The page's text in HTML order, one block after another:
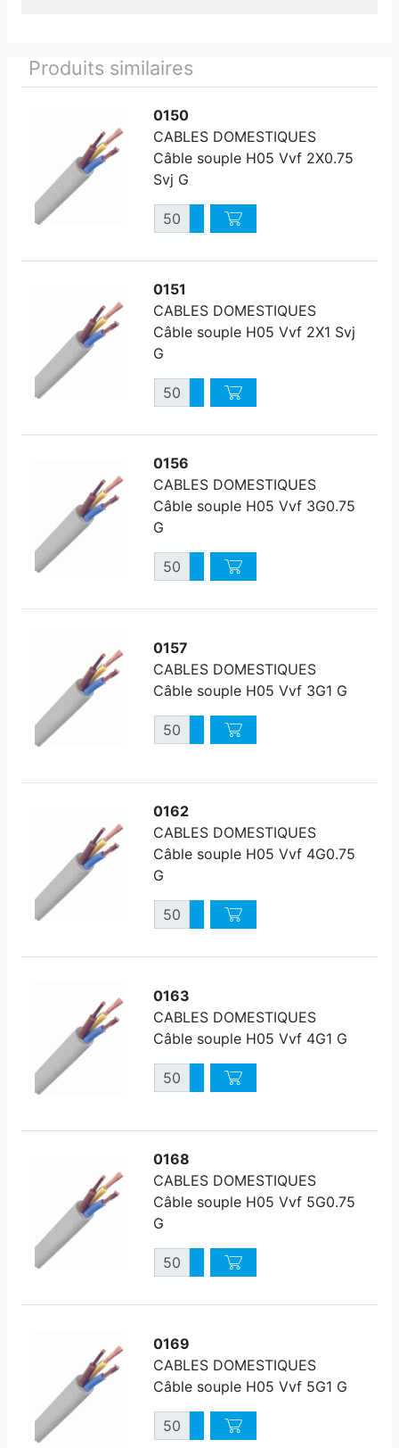
Produits similaires
0150
CABLES DOMESTIQUES
Câble souple H05 Vvf 2X0.75
Svj G
QuantitéAugmenter quantité
Diminuer quantité
0151
CABLES DOMESTIQUES
Câble souple H05 Vvf 2X1 Svj
G
QuantitéAugmenter quantité
Diminuer quantité
0156
CABLES DOMESTIQUES
Câble souple H05 Vvf 3G0.75
G
QuantitéAugmenter quantité
Diminuer quantité
0157
CABLES DOMESTIQUES
Câble souple H05 Vvf 3G1 G
QuantitéAugmenter quantité
Diminuer quantité
0162
CABLES DOMESTIQUES
Câble souple H05 Vvf 4G0.75
G
QuantitéAugmenter quantité
Diminuer quantité
0163
CABLES DOMESTIQUES
Câble souple H05 Vvf 4G1 G
QuantitéAugmenter quantité
Diminuer quantité
0168
CABLES DOMESTIQUES
Câble souple H05 Vvf 5G0.75
G
QuantitéAugmenter quantité
Diminuer quantité
0169
CABLES DOMESTIQUES
Câble souple H05 Vvf 5G1 G
QuantitéAugmenter quantité
Diminuer quantité